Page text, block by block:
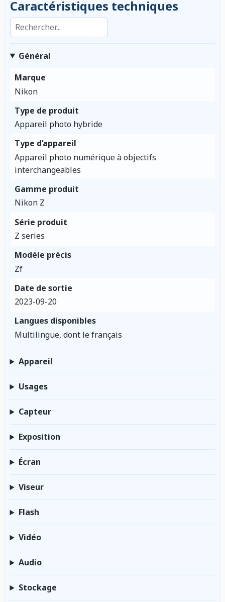
Caractéristiques techniques
Rechercher dans les caractéristiques
Général
Marque
Nikon
Type de produit
Appareil photo hybride
Type d’appareil
Appareil photo numérique à objectifs
interchangeables
Gamme produit
Nikon Z
Série produit
Z series
Modèle précis
Zf
Date de sortie
2023-09-20
Langues disponibles
Multilingue, dont le français
Appareil
Usages
Capteur
Exposition
Écran
Viseur
Flash
Vidéo
Audio
Stockage